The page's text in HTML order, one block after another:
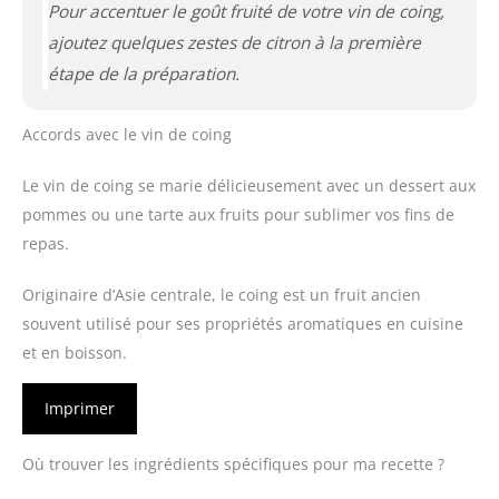
Pour accentuer le goût fruité de votre vin de coing,
ajoutez quelques zestes de citron à la première
étape de la préparation.
Accords avec le vin de coing
Le vin de coing se marie délicieusement avec un dessert aux
pommes ou une tarte aux fruits pour sublimer vos fins de
repas.
Originaire d’Asie centrale, le coing est un fruit ancien
souvent utilisé pour ses propriétés aromatiques en cuisine
et en boisson.
Imprimer
Où trouver les ingrédients spécifiques pour ma recette ?